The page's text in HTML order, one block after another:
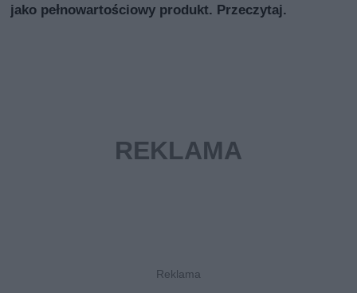
jako pełnowartościowy produkt. Przeczytaj.